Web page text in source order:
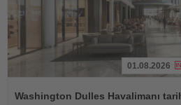
Oku
01.08.2026
Washington Dulles Havalimanı